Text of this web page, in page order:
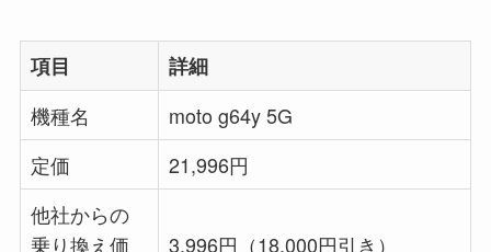
項目
詳細
機種名
moto g64y 5G
定価
21,996円
他社からの
乗り換え価
3,996円（18,000円引き）